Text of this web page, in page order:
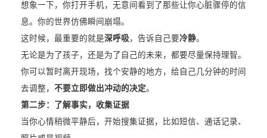
想象一下，你打开手机，无意间看到了那些让你心脏骤停的信
息。你的世界仿佛瞬间崩塌。
这时候，最重要的就是深呼吸 ，告诉自己要冷静。
无论是为了孩子，还是为了自己的未来，都要尽量保持理智。
你可以暂时离开现场，找个安静的地方，给自己几分钟的时间
去调整， 不要立即做出冲动的决定。
第二步：了解事实，收集证据
当你心情稍微平静后，开始搜集证据，比如短信、通话记录、